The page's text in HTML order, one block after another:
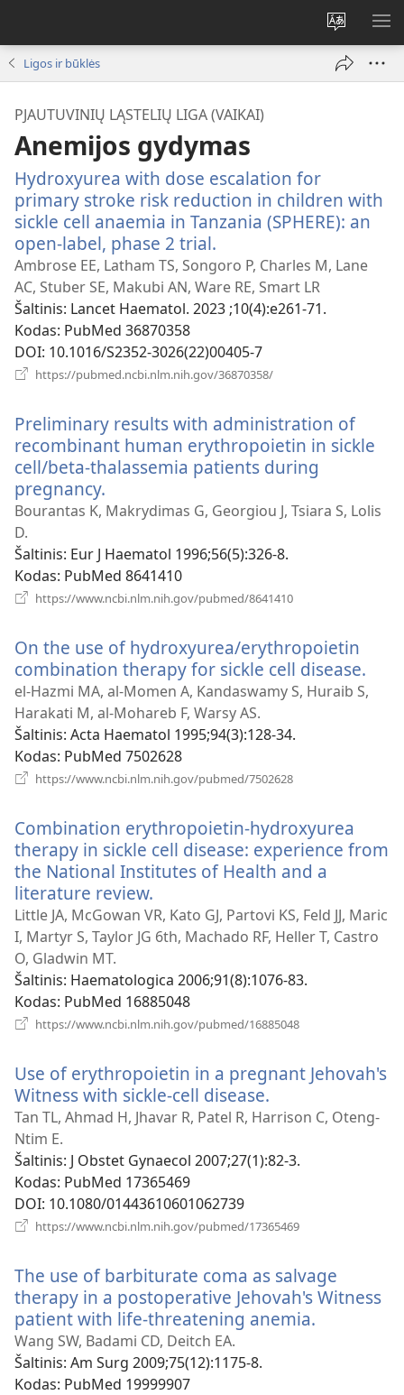
Pakeisti
svetainės
kalbą
Ligos ir būklės
PJAUTUVINIŲ LĄSTELIŲ LIGA (VAIKAI)
Anemijos gydymas
Hydroxyurea with dose escalation for
primary stroke risk reduction in children with
sickle cell anaemia in Tanzania (SPHERE): an
open-label, phase 2 trial.
naujas
langas)
Ambrose EE, Latham TS, Songoro P, Charles M, Lane
AC, Stuber SE, Makubi AN, Ware RE, Smart LR
Šaltinis‎: Lancet Haematol. 2023 ;10(4):e261-71.
Kodas‎: PubMed 36870358
DOI‎: 10.1016/S2352-3026(22)00405-7
https://pubmed.ncbi.nlm.nih.gov/36870358/
Preliminary results with administration of
recombinant human erythropoietin in sickle
cell/beta-thalassemia patients during
pregnancy.
naujas
Bourantas K, Makrydimas G, Georgiou J, Tsiara S, Lolis
D.
Šaltinis‎: Eur J Haematol 1996;56(5):326-8.
Kodas‎: PubMed 8641410
https://www.ncbi.nlm.nih.gov/pubmed/8641410
On the use of hydroxyurea/erythropoietin
combination therapy for sickle cell disease.
el-Hazmi MA, al-Momen A, Kandaswamy S, Huraib S,
Harakati M, al-Mohareb F, Warsy AS.
Šaltinis‎: Acta Haematol 1995;94(3):128-34.
Kodas‎: PubMed 7502628
https://www.ncbi.nlm.nih.gov/pubmed/7502628
Combination erythropoietin-hydroxyurea
therapy in sickle cell disease: experience from
the National Institutes of Health and a
literature review.
naujas
langas)
Little JA, McGowan VR, Kato GJ, Partovi KS, Feld JJ, Maric
I, Martyr S, Taylor JG 6th, Machado RF, Heller T, Castro
O, Gladwin MT.
Šaltinis‎: Haematologica 2006;91(8):1076-83.
Kodas‎: PubMed 16885048
https://www.ncbi.nlm.nih.gov/pubmed/16885048
Use of erythropoietin in a pregnant Jehovah's
Witness with sickle-cell disease.
naujas
Tan TL, Ahmad H, Jhavar R, Patel R, Harrison C, Oteng-
Ntim E.
Šaltinis‎: J Obstet Gynaecol 2007;27(1):82-3.
Kodas‎: PubMed 17365469
DOI‎: 10.1080/01443610601062739
https://www.ncbi.nlm.nih.gov/pubmed/17365469
The use of barbiturate coma as salvage
therapy in a postoperative Jehovah's Witness
patient with life-threatening anemia.
Wang SW, Badami CD, Deitch EA.
Šaltinis‎: Am Surg 2009;75(12):1175-8.
Kodas‎: PubMed 19999907